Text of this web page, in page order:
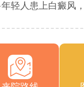
年轻人患上白癜风